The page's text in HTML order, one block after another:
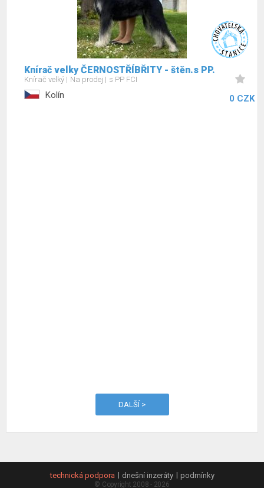
Knírač velky ČERNOSTŘÍBŘITY - štěn.s PP.
Knírač velký Na prodej s PP FCI
Kolín 0 CZK
DALŠÍ >
technická podpora dnešní inzeráty podmínky
© Copyright 2008 - 2026